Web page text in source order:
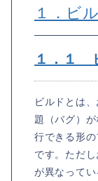
１．ビ
１．１
ビルドとは
題（バグ）
行できる形の
です。ただ
が異なってい